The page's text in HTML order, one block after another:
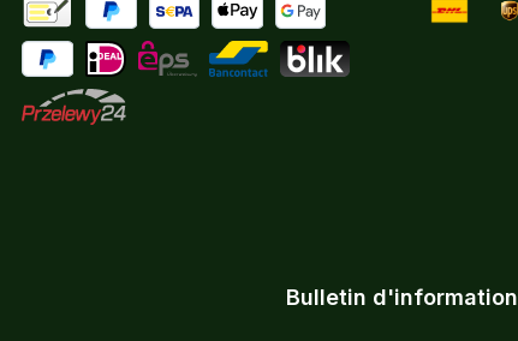
Paiement anticipé par virement bancaire
PayPalSEPA Lastschrift
Apple PayGoogle Pay
payer plus tard / paiement échelonné
iDEAL
Bulletin d'information